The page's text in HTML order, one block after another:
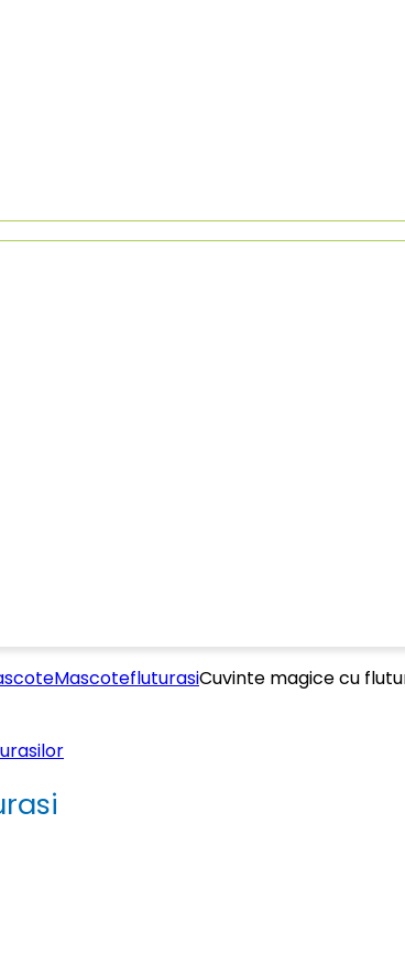
MascotefluturasiCuvinte magice cu